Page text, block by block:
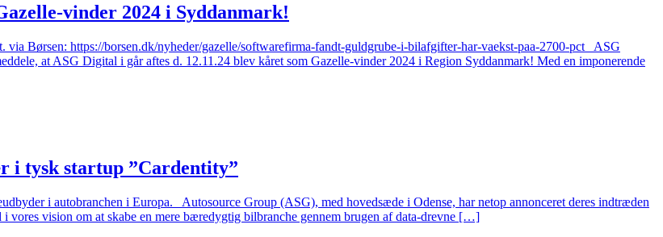
vinder 2024 i Syddanmark!
Børsen: https://borsen.dk/nyheder/gazelle/softwarefirma-fandt-guldgrube-i-bilafgifter-har-vaekst-paa-2700-pct ASG
at ASG Digital i går aftes d. 12.11.24 blev kåret som Gazelle-vinder 2024 i Region Syddanmark! Med en imponerende
i tysk startup ”Cardentity”
i autobranchen i Europa. Autosource Group (ASG), med hovedsæde i Odense, har netop annonceret deres indtræden
vores vision om at skabe en mere bæredygtig bilbranche gennem brugen af data-drevne […]